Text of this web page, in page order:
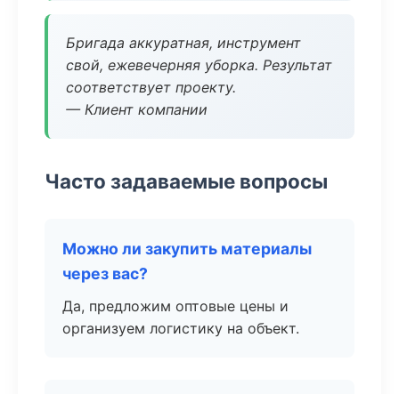
Бригада аккуратная, инструмент
свой, ежевечерняя уборка. Результат
соответствует проекту.
— Клиент компании
Часто задаваемые вопросы
Можно ли закупить материалы
через вас?
Да, предложим оптовые цены и
организуем логистику на объект.